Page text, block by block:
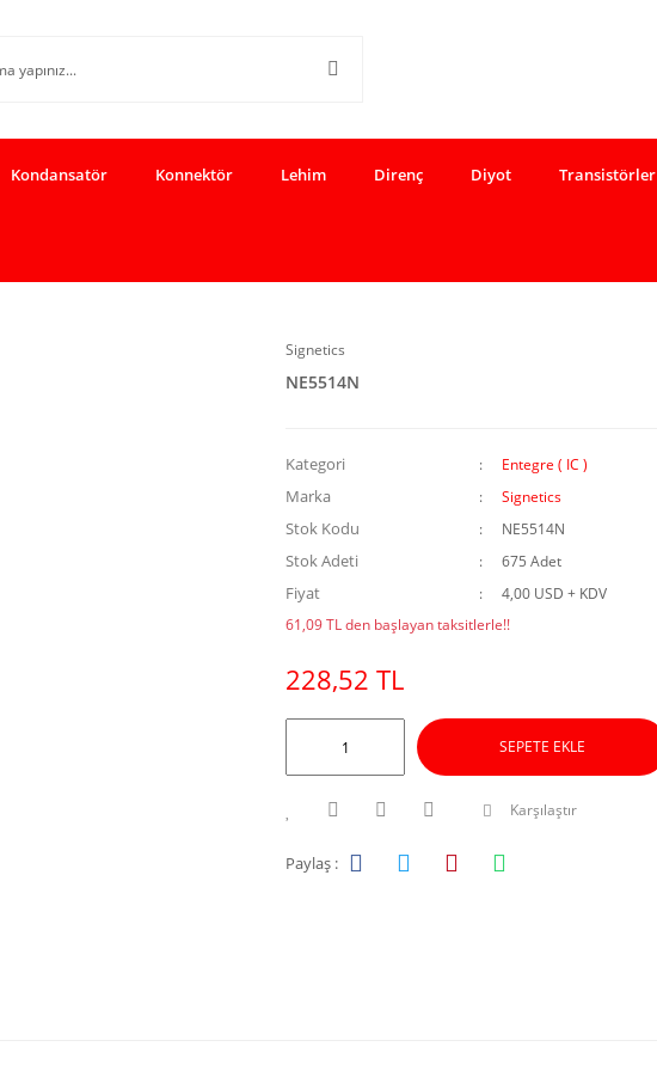
Kondansatör Konnektör Lehim Direnç Diyot Transistörler
Signetics
NE5514N
Kategori Entegre ( IC )
Marka Signetics
Stok Kodu NE5514N
Stok Adeti 675 Adet
Fiyat
4,00 USD + KDV
61,09 TL den başlayan taksitlerle!!
228,52 TL
SEPETE EKLE
Karşılaştır
Paylaş :